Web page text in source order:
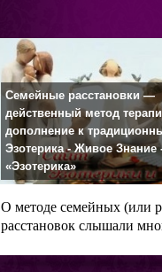
Семейные расстановки —
действенный метод
дополнение к
Эзотерика - Живое Знание
«Эзотерика»
О методе семейных (или
расстановок слышали